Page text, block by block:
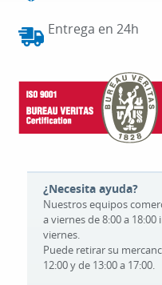
Entrega en 24h
¿Necesita ayuda?
Nuestros equipos
a viernes de 8:00 a
viernes.
Puede retirar su
12:00 y de 13:00 a 17:00.